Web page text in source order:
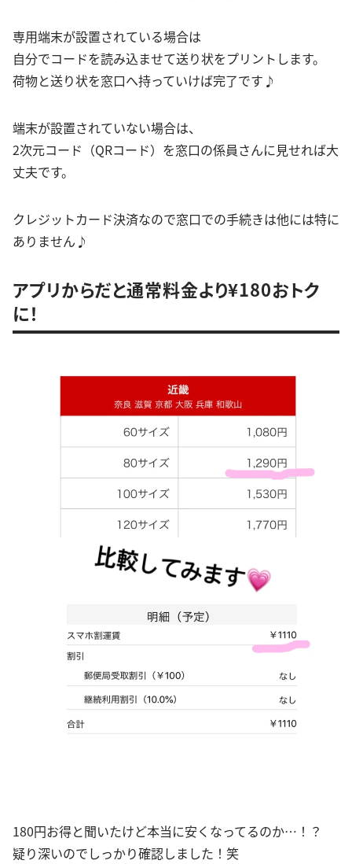
専用端末が設置されている場合は
自分でコードを読み込ませて送り状をプリントします。
荷物と送り状を窓口へ持っていけば完了です♪
端末が設置されていない場合は、
2次元コード（QRコード）を窓口の係員さんに見せれば大
丈夫です。
クレジットカード決済なので窓口での手続きは他には特に
ありません♪
アプリからだと通常料金より¥180おトク
に！
180円お得と聞いたけど本当に安くなってるのか…！？
疑り深いのでしっかり確認しました！笑